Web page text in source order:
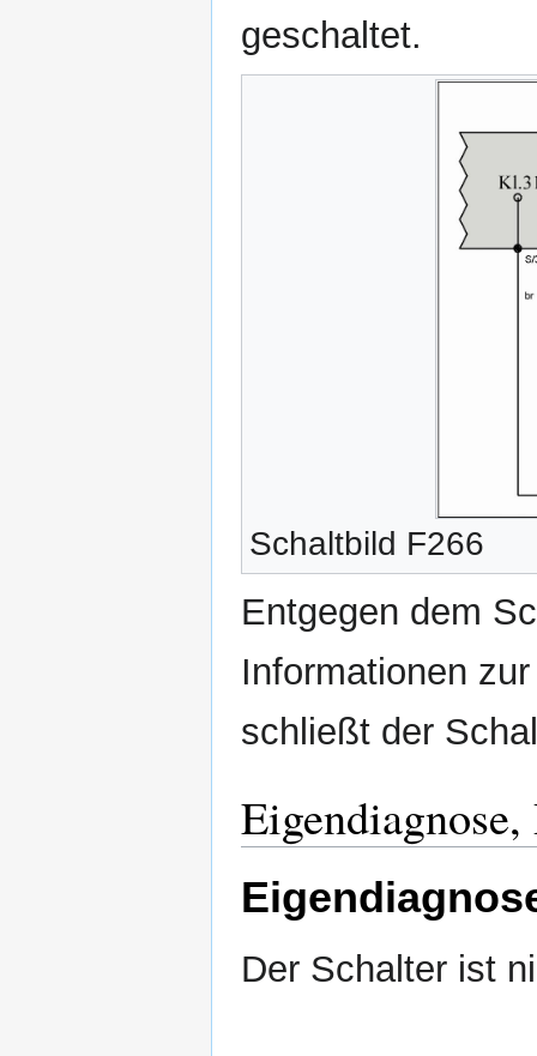
geschaltet.
Schaltbild F266
Entgegen dem
Informationen
schließt der
Der Schalter ist